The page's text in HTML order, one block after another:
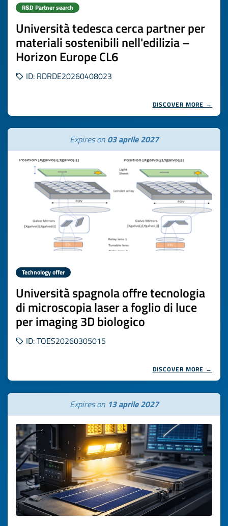
R&D Partner search
Università tedesca cerca partner per
materiali sostenibili nell'edilizia –
Horizon Europe CL6
ID: RDRDE20260408023
DISCOVER MORE →
Expires on 03 aprile 2027
Technology offer
Università spagnola offre tecnologia
di microscopia laser a foglio di luce
per imaging 3D biologico
ID: TOES20260305015
DISCOVER MORE →
Expires on 13 aprile 2027